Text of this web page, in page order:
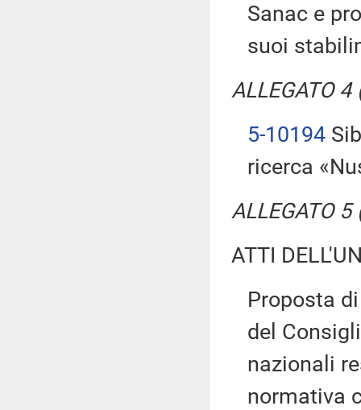
Sanac e
suoi
ALLEGATO
5-10194
ricerca
ALLEGATO
ATTI
Proposta
del
nazionali
normativa